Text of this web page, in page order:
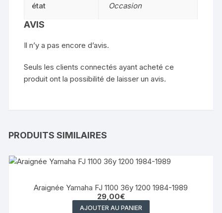
état Occasion
AVIS
Il n’y a pas encore d’avis.
Seuls les clients connectés ayant acheté ce
produit ont la possibilité de laisser un avis.
PRODUITS SIMILAIRES
Araignée Yamaha FJ 1100 36y 1200 1984-1989
29,00€
AJOUTER AU PANIER